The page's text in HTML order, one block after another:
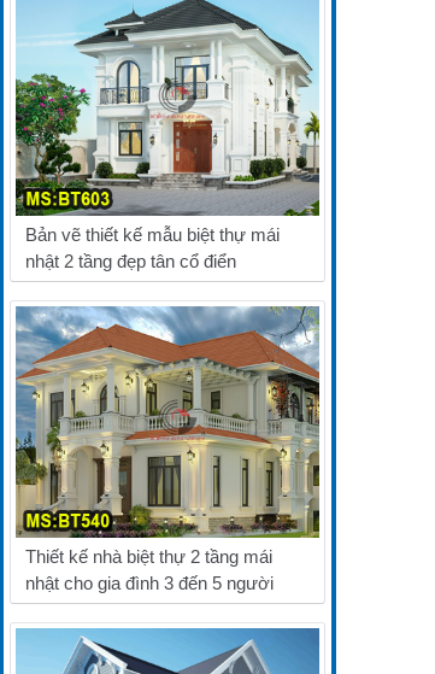
Bản vẽ thiết kế mẫu biệt thự mái
nhật 2 tầng đẹp tân cổ điển
Thiết kế nhà biệt thự 2 tầng mái
nhật cho gia đình 3 đến 5 người